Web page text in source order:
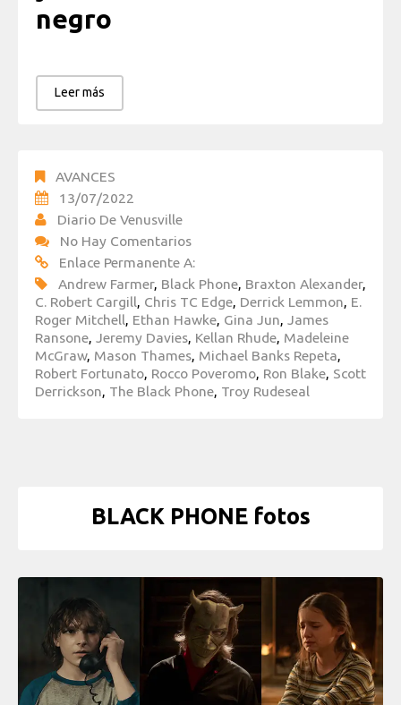
negro
Leer más
AVANCES
13/07/2022
Diario De Venusville
No Hay Comentarios
Enlace Permanente A:
Andrew Farmer, Black Phone, Braxton Alexander,
C. Robert Cargill, Chris TC Edge, Derrick Lemmon, E.
Roger Mitchell, Ethan Hawke, Gina Jun, James
Ransone, Jeremy Davies, Kellan Rhude, Madeleine
McGraw, Mason Thames, Michael Banks Repeta,
Robert Fortunato, Rocco Poveromo, Ron Blake, Scott
Derrickson, The Black Phone, Troy Rudeseal
BLACK PHONE fotos